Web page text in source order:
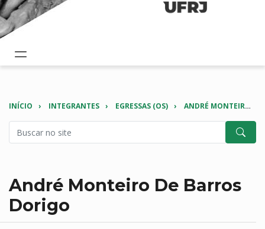
INÍCIO INTEGRANTES EGRESSAS (OS) ANDRÉ MONTEIRO DE BARROS DORIGO
André Monteiro De Barros
Dorigo